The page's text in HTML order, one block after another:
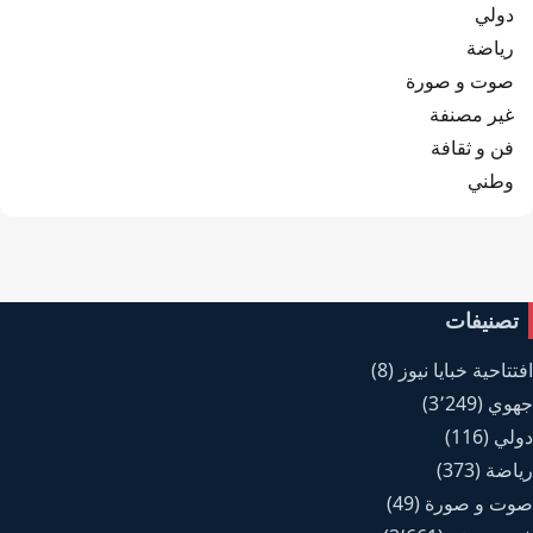
دولي
رياضة
صوت و صورة
غير مصنفة
فن و ثقافة
وطني
تصنيفات
افتتاحية خبايا نيوز (8)
جهوي (3٬249)
دولي (116)
رياضة (373)
صوت و صورة (49)